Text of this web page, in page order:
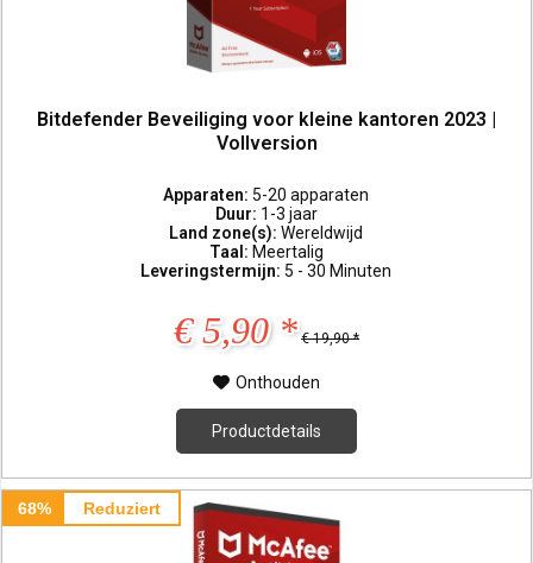
Bitdefender Beveiliging voor kleine kantoren 2023 |
Vollversion
Apparaten: 5-20 apparaten
Duur: 1-3 jaar
Land zone(s):Wereldwijd
Taal: Meertalig
Leveringstermijn: 5 - 30 Minuten
€ 5,90 * € 19,90 *
Onthouden
Productdetails
68% Reduziert